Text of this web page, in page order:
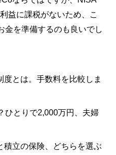
益に課税がないため、こ
金を準備するのも良いでし
とは。手数料を比較しま
ひとりで2,000万円、夫婦
立の保険、どちらを選ぶ